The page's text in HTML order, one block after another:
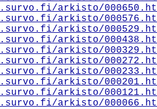
arkisto/
arkisto/
arkisto/
arkisto/
arkisto/
arkisto/
arkisto/
arkisto/
arkisto/
arkisto/